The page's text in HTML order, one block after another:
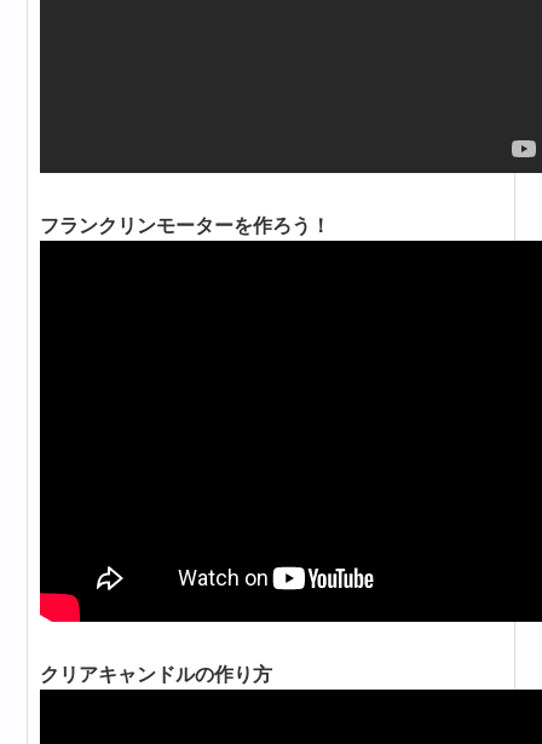
フランクリンモーターを作ろう！
クリアキャンドルの作り方